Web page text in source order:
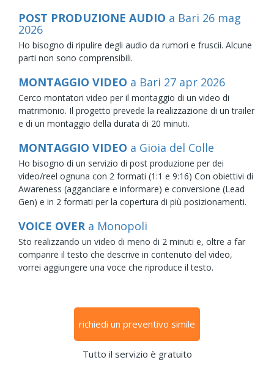
POST PRODUZIONE AUDIO a Bari 26 mag
2026
Ho bisogno di ripulire degli audio da rumori e fruscii. Alcune
parti non sono comprensibili.
MONTAGGIO VIDEO a Bari 27 apr 2026
Cerco montatori video per il montaggio di un video di
matrimonio. Il progetto prevede la realizzazione di un trailer
e di un montaggio della durata di 20 minuti.
MONTAGGIO VIDEO a Gioia del Colle
Ho bisogno di un servizio di post produzione per dei
video/reel ognuna con 2 formati (1:1 e 9:16) Con obiettivi di
Awareness (agganciare e informare) e conversione (Lead
Gen) e in 2 formati per la copertura di più posizionamenti.
VOICE OVER a Monopoli
Sto realizzando un video di meno di 2 minuti e, oltre a far
comparire il testo che descrive in contenuto del video,
vorrei aggiungere una voce che riproduce il testo.
richiedi un preventivo simile
Tutto il servizio è gratuito